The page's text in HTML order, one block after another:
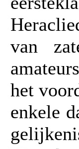
van
het
enkele